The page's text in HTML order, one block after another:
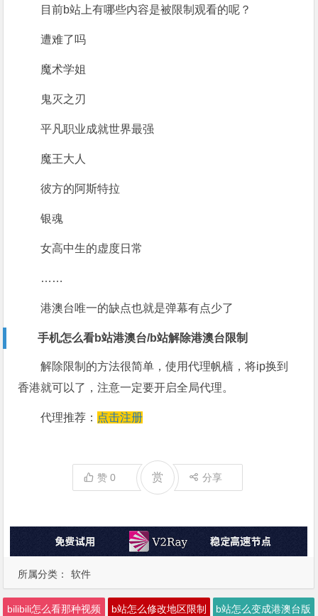
所属分类： 软件
目前b站上有哪些内容是被限制观看的呢？
遭难了吗
魔术学姐
鬼灭之刃
平凡职业成就世界最强
魔王大人
彼方的阿斯特拉
银魂
女高中生的虚度日常
……
港澳台唯一的缺点也就是弹幕有点少了
手机怎么看b站港澳台/b站解除港澳台限制
解除限制的方法很简单，使用代理帆樯，将ip换到
香港就可以了，注意一定要开启全局代理。
代理推荐： 点击注册
赞0 赏 分享
bilibili怎么看那种视频 b站怎么修改地区限制 b站怎么变成港澳台版